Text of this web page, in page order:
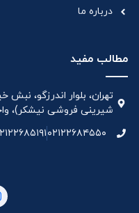
درباره ما
مطالب مفید
شیرینی فروشی نیشکر)، واحد ۳۳ ،
۰۲۱۲۲۶۸۴۵۵۰